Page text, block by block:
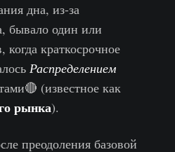
дна, из-за
бывало один или
когда краткосрочное
Распределением
(известное как
рынка).
преодоления базовой